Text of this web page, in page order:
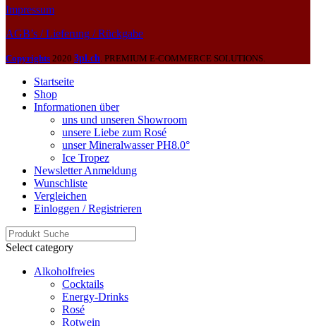
Impressum
AGB’s / Lieferung / Rückgabe
Copyrights 2020 3pl.ch. PREMIUM E-COMMERCE SOLUTIONS.
Startseite
Shop
Informationen über
uns und unseren Showroom
unsere Liebe zum Rosé
unser Mineralwasser PH8.0°
Ice Tropez
Newsletter Anmeldung
Wunschliste
Vergleichen
Einloggen / Registrieren
Select category
Alkoholfreies
Cocktails
Energy-Drinks
Rosé
Rotwein